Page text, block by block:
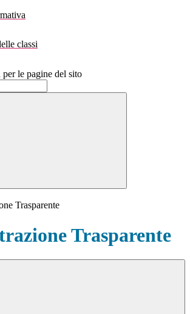
classi
le pagine del sito
Trasparente
Trasparente